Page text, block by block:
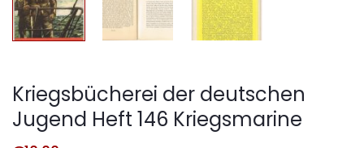
Kriegsbücherei der deutschen
Jugend Heft 146 Kriegsmarine